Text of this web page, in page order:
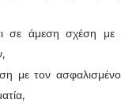
σε άμεση σχέση
με τον ασφαλισμένο